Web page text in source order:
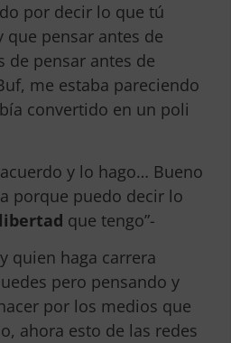
por decir lo que tú
que pensar antes de
de pensar antes de
me estaba pareciendo
convertido en un poli
y lo hago… Bueno
porque puedo decir lo
libertad que tengo”-
quien haga carrera
pero pensando y
por los medios que
ahora esto de las redes